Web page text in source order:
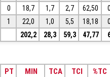
0 18,7 1,7 2,7 62,50
1 22,0 1,0 5,5 18,18
202,2 28,3 59,3 47,77
PT MIN TCA TCI %TC